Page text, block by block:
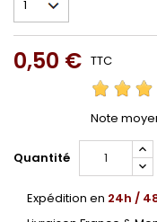
0,50 € TTC
Note
Quantité
Expédition en 24h /